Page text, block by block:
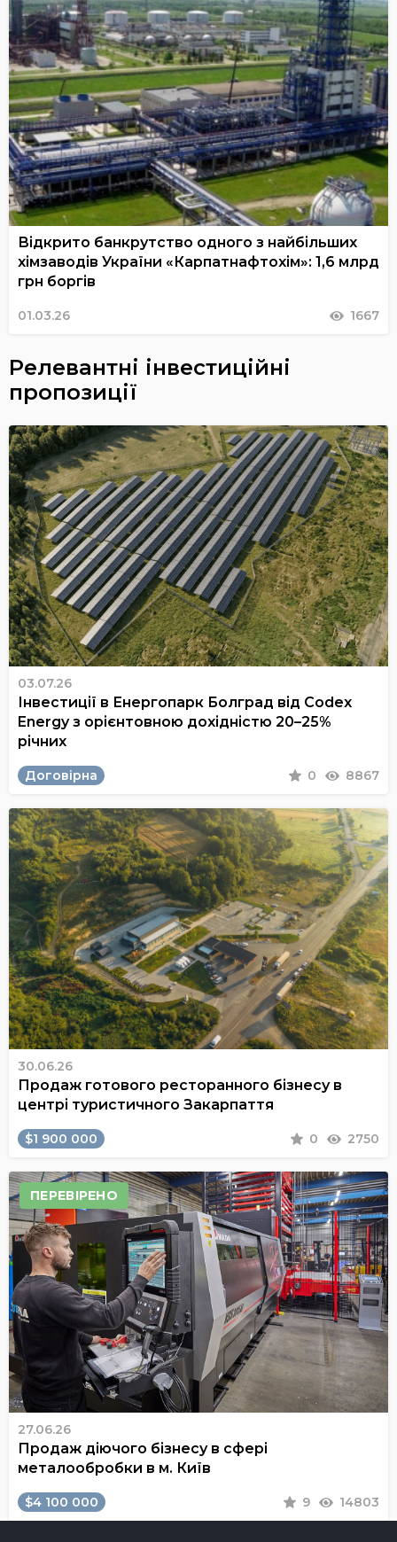
Відкрито банкрутство одного з найбільших
хімзаводів України «Карпатнафтохім»: 1,6 млрд
грн боргів
01.03.26 1667
Релевантні інвестиційні
пропозиції
03.07.26
Інвестиції в Енергопарк Болград від Codex
Energy з орієнтовною дохідністю 20–25%
річних
Договірна 0 8867
30.06.26
Продаж готового ресторанного бізнесу в
центрі туристичного Закарпаття
$1 900 000 0 2750
ПЕРЕВІРЕНО
27.06.26
Продаж діючого бізнесу в сфері
металообробки в м. Київ
$4 100 000 9 14803